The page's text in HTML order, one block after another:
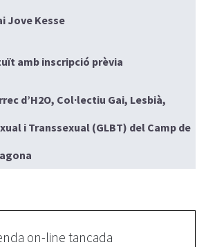
Jove Kesse
amb inscripció prèvia
d’H2O, Col·lectiu Gai, Lesbià,
i Transsexual (GLBT) del Camp de
on-line tancada